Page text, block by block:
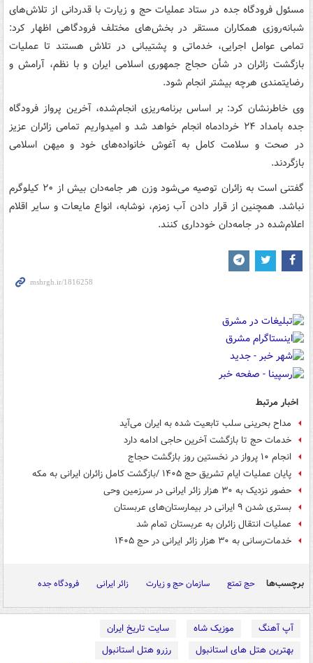
مسئول فرودگاه جده در ستاد عملیات حج و زیارت با قدردانی از تلاش‌های
شبانه‌روزی همکاران مستقر در بخش‌های مختلف فرودگاهی اظهار کرد:
تمامی عوامل اجرایی، خدماتی و پشتیبانی در تلاش هستند تا عملیات
بازگشت زائران در شأن حجاج جمهوری اسلامی ایران و با نظم، آرامش و
رضایتمندی هرچه بیشتر انجام شود.
وی خاطرنشان کرد: بر اساس برنامه‌ریزی انجام‌شده، آخرین پرواز فرودگاه
جده بامداد ۲۴ خردادماه انجام خواهد شد و امیدواریم تمامی زائران عزیز
در صحت و سلامت کامل به آغوش خانواده‌های خود و میهن اسلامی
بازگردند.
گفتنی است به زائران توصیه می‌شود وزن هر جامه‌دان بیش از ۲۰ کیلوگرم
نباشد. همچنین از قرار دادن آب زمزم، نوشابه، انواع مایعات و سایر اقلام
اعلام‌شده در جامه‌دان خودداری کنند.
اخبار مرتبط
مداح بحرینی سلب تابعیت شده به ایران می‌آید
خدمات حج تا بازگشت آخرین حاجی ادامه دارد
انجام ۱۰ پرواز در نخستین روز بازگشت حجاج
پایان عملیات ایام تشریق حج ۱۴۰۵ /بازگشت کامل زائران ایرانی به مکه
حضور نزدیک به ۳۰ هزار زائر ایرانی در سرزمین وحی
بستری شدن ۹ ایرانی در بیمارستان‌های عربستان
عملیات انتقال زائران به عربستان تمام شد
خدمات‌رسانی به ۳۰ هزار زائر ایرانی در حج ۱۴۰۵
برچسب‌ها حج تمتع سازمان حج و زیارت زائر ایرانی فرودگاه جده
آپ آهنگ موزیک شاه
سایت تاریخ ایران
بهترین هتل های استانبول
رزرو هتل استانبول